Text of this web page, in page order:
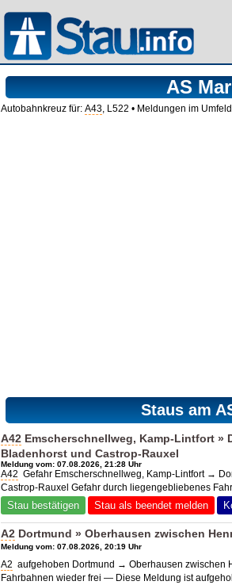
AS
Autobahnkreuz für: A43, L522 • Meldungen im
Staus am
A42 Emscherschnellweg, Kamp-Lintfort »
Bladenhorst und Castrop-Rauxel
Meldung vom: 07.08.2026, 21:28 Uhr
A42 Gefahr Emscherschnellweg, Kamp-Lintfort →
Castrop-Rauxel Gefahr durch liegengebliebenes
Stau bestätigen Stau als beendet melden
A2 Dortmund » Oberhausen zwischen
Meldung vom: 07.08.2026, 20:19 Uhr
A2 aufgehoben Dortmund → Oberhausen zwischen
Fahrbahnen wieder frei — Diese Meldung ist